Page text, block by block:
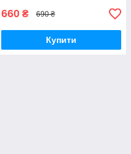
660 ₴ 690 ₴
Купити